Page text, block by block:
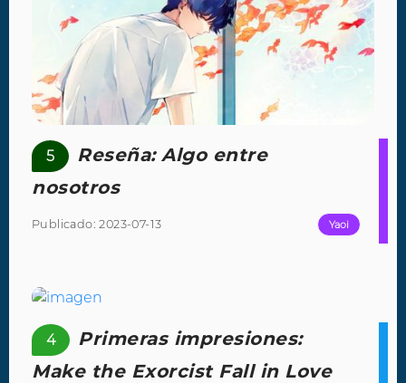
5
Reseña: Algo entre
nosotros
Publicado: 2023-07-13 Yaoi
4
Primeras impresiones:
Make the Exorcist Fall in Love